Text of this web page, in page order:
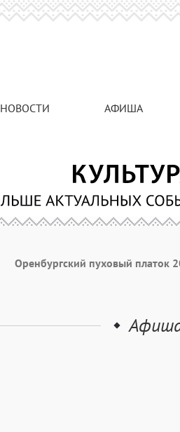
НОВОСТИ АФИША
Оренбургский пуховый платок